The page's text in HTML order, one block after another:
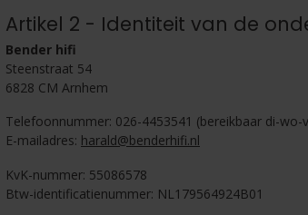
Artikel 2 - Identiteit van de
Bender hifi
Steenstraat 54
6828 CM Arnhem
Telefoonnummer: 026-4453541 (bereikbaar di-
E-mailadres: harald@benderhifi.nl
KvK-nummer: 55086578
Btw-identificatienummer: NL179564924B01